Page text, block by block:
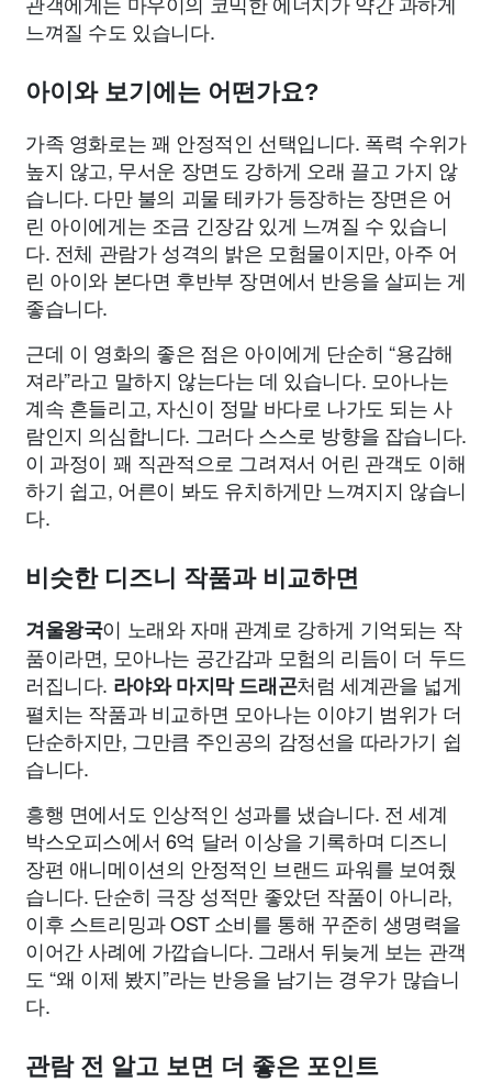
느껴질 수도 있습니다.
아이와 보기에는 어떤가요?
가족 영화로는 꽤 안정적인 선택입니다. 폭력 수위가
높지 않고, 무서운 장면도 강하게 오래 끌고 가지 않
습니다. 다만 불의 괴물 테카가 등장하는 장면은 어
린 아이에게는 조금 긴장감 있게 느껴질 수 있습니
다. 전체 관람가 성격의 밝은 모험물이지만, 아주 어
린 아이와 본다면 후반부 장면에서 반응을 살피는 게
좋습니다.
근데 이 영화의 좋은 점은 아이에게 단순히 “용감해
져라”라고 말하지 않는다는 데 있습니다. 모아나는
계속 흔들리고, 자신이 정말 바다로 나가도 되는 사
람인지 의심합니다. 그러다 스스로 방향을 잡습니다.
이 과정이 꽤 직관적으로 그려져서 어린 관객도 이해
하기 쉽고, 어른이 봐도 유치하게만 느껴지지 않습니
다.
비슷한 디즈니 작품과 비교하면
겨울왕국이 노래와 자매 관계로 강하게 기억되는 작
품이라면, 모아나는 공간감과 모험의 리듬이 더 두드
러집니다. 라야와 마지막 드래곤처럼 세계관을 넓게
펼치는 작품과 비교하면 모아나는 이야기 범위가 더
단순하지만, 그만큼 주인공의 감정선을 따라가기 쉽
습니다.
흥행 면에서도 인상적인 성과를 냈습니다. 전 세계
박스오피스에서 6억 달러 이상을 기록하며 디즈니
장편 애니메이션의 안정적인 브랜드 파워를 보여줬
습니다. 단순히 극장 성적만 좋았던 작품이 아니라,
이후 스트리밍과 OST 소비를 통해 꾸준히 생명력을
이어간 사례에 가깝습니다. 그래서 뒤늦게 보는 관객
도 “왜 이제 봤지”라는 반응을 남기는 경우가 많습니
다.
관람 전 알고 보면 더 좋은 포인트